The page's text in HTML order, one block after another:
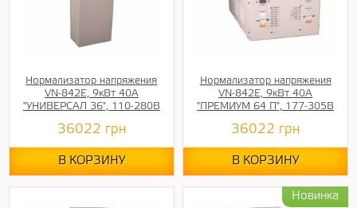
Нормализатор напряжения
VN-842E, 9кВт 40А
"УНИВЕРСАЛ 36", 110-280В
36022 грн
В КОРЗИНУ
Нормализатор напряжения
VN-842E, 9кВт 40А
"ПРЕМИУМ 64 П", 177-305В
36022 грн
В КОРЗИНУ